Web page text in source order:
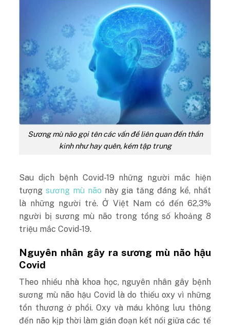
Sương mù não gọi tên các vấn đề liên quan đến thần
kinh như hay quên, kém tập trung
Sau dịch bệnh Covid-19 những người mắc hiện
tượngsương mù não này gia tăng đáng kể, nhất
là những người trẻ. Ở Việt Nam có đến 62,3%
người bị sương mù não trong tổng số khoảng 8
triệu mắc Covid-19.
Nguyên nhân gây ra sương mù não hậu
Covid
Theo nhiều nhà khoa học, nguyên nhân gây bệnh
sương mù não hậu Covid là do thiếu oxy vì những
tổn thương ở phổi. Oxy và máu không lưu thông
đến não kịp thời làm gián đoạn kết nối giữa các tế